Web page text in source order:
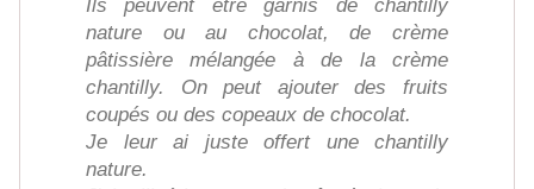
Ils peuvent être garnis de chantilly
nature ou au chocolat, de crème
pâtissière mélangée à de la crème
chantilly. On peut ajouter des fruits
coupés ou des copeaux de chocolat.
Je leur ai juste offert une chantilly
nature.